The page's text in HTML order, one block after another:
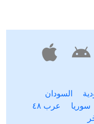
السودان
سوريا
عرب ٤٨